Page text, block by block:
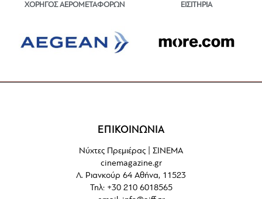
ΧΟΡΗΓΟΣ ΑΕΡΟΜΕΤΑΦΟΡΩΝ ΕΙΣΙΤΗΡΙΑ
ΕΠΙΚΟΙΝΩΝΙΑ
Νύχτες Πρεμιέρας | ΣΙΝΕΜΑ
cinemagazine.gr
Λ. Ριανκούρ 64 Αθήνα, 11523
Τηλ: +30 210 6018565